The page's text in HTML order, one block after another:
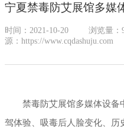
智慧农业项目
展厅多媒体设备
企业文化
宁夏禁毒防艾展馆多媒
时间：2021-10-20 浏览量：
源：https://www.cqdashuju.com
禁毒防艾展馆多媒体设备
驾体验、吸毒后人脸变化、历